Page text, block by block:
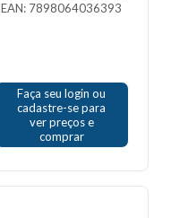
EAN: 7898064036393
Faça seu login ou
cadastre-se para
ver preços e
comprar